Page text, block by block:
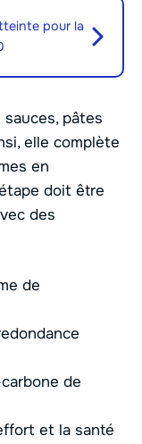
pour la
pâtes
elle complète
en
doit être
des
de
de
et la santé